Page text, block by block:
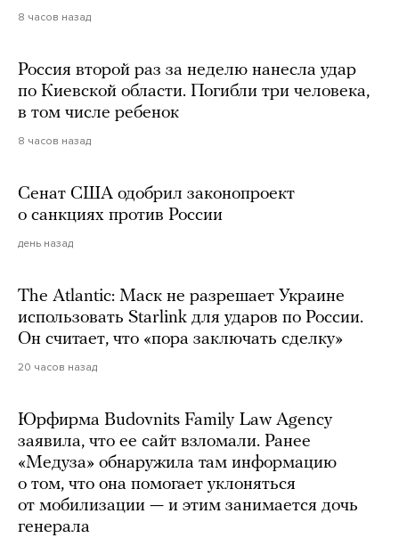
8 часов назад
Россия второй раз за неделю нанесла удар
по Киевской области. Погибли три человека,
в том числе ребенок
8 часов назад
Сенат США одобрил законопроект
о санкциях против России
день назад
The Atlantic: Маск не разрешает Украине
использовать Starlink для ударов по России.
Он считает, что «пора заключать сделку»
20 часов назад
Юрфирма Budovnits Family Law Agency
заявила, что ее сайт взломали. Ранее
«Медуза» обнаружила там информацию
о том, что она помогает уклоняться
от мобилизации — и этим занимается дочь
генерала